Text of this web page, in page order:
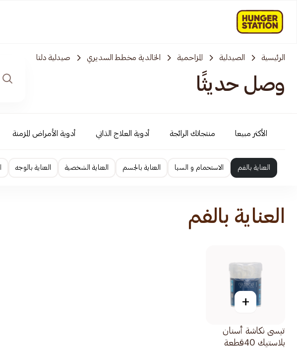
الرئيسية الصيدلية المزاحمية‎‎ الخالدية مخطط السديري صيدلية دلتا
وصل حديثًا
الأكثر مبيعا منتجاتك الرائجة أدوية العلاج الذاتي أدوية الأمراض المزمنة
العناية بالفم الاستحمام و السبا العناية بالجسم العناية الشخصية العناية بالوجه
العناية بالفم
+
تيسى نكاشة أسنان
بلاستيك 40قطعة